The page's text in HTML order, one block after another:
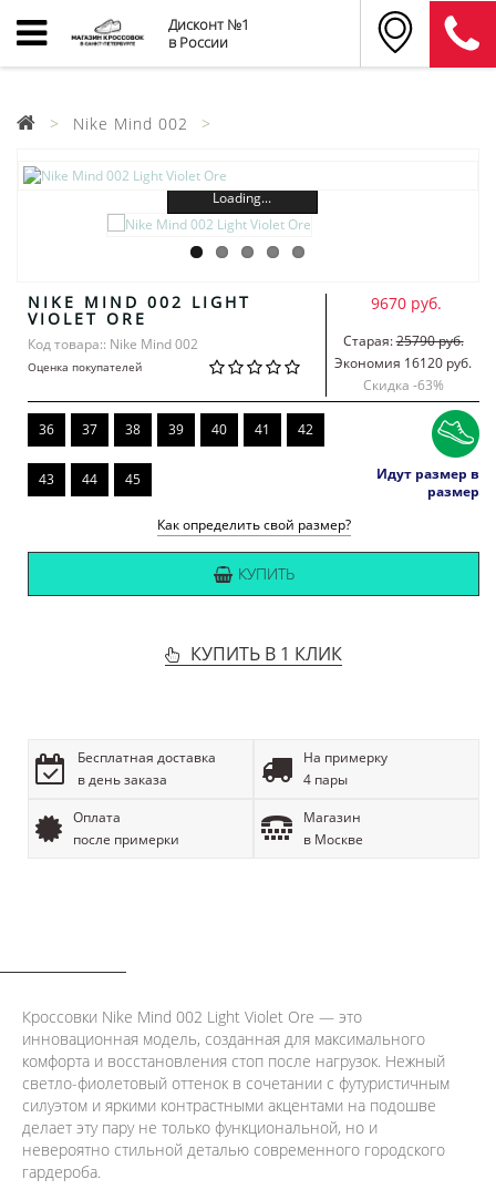
Дисконт №1
в России
Nike Mind 002
Loading...
NIKE MIND 002 LIGHT
VIOLET ORE
Код товара:: Nike Mind 002
Оценка покупателей
9670 руб.
Старая:25790 руб.
Экономия 16120 руб.
Скидка -63%
36 37 38 39 40 41 42
43 44 45
Идут размер в
размер
Как определить свой размер?
КУПИТЬ
КУПИТЬ В 1 КЛИК
Бесплатная доставка
в день заказа
На примерку
4 пары
Оплата
после примерки
Магазин
в Москве
Кроссовки Nike Mind 002 Light Violet Ore — это
инновационная модель, созданная для максимального
комфорта и восстановления стоп после нагрузок. Нежный
светло-фиолетовый оттенок в сочетании с футуристичным
силуэтом и яркими контрастными акцентами на подошве
делает эту пару не только функциональной, но и
невероятно стильной деталью современного городского
гардероба.